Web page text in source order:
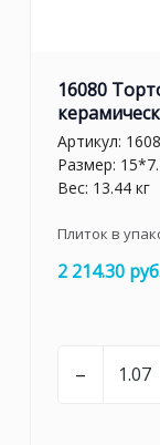
16080
Артикул:
Размер:
Вес: 13.44 кг
Плиток в
2 214.30
–